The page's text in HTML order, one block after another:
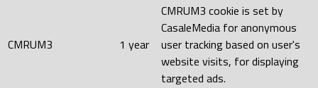
CMRUM3 1 year
CMRUM3 cookie is set by
CasaleMedia for anonymous
user tracking based on user's
website visits, for displaying
targeted ads.